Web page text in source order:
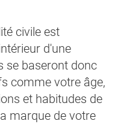
civile est
d'une
se baseront donc
comme votre âge,
et habitudes de
marque de votre